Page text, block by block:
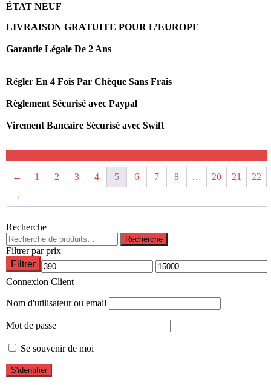
ÉTAT NEUF
LIVRAISON GRATUITE POUR L’EUROPE
Garantie Légale De 2 Ans
Régler En 4 Fois Par Chèque Sans Frais
Règlement Sécurisé avec Paypal
Virement Bancaire Sécurisé avec Swift
← 1 2 3 4 5 6 7 8 … 20 21
22
→
Recherche
Recherche
pour :
Recherche
Filtrer par prix
Prix
min
Prix
Filtrer
Connexion Client
Nom d'utilisateur ou email
Mot de passe
Se souvenir de moi